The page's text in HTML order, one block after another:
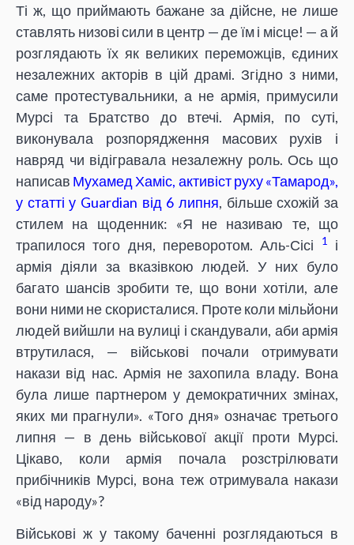
Ті ж, що приймають бажане за дійсне, не лише
ставлять низові сили в центр — де їм і місце! — а й
розглядають їх як великих переможців, єдиних
незалежних акторів в цій драмі. Згідно з ними,
саме протестувальники, а не армія, примусили
Мурсі та Братство до втечі. Армія, по суті,
виконувала розпорядження масових рухів і
навряд чи відігравала незалежну роль. Ось що
написав Мухамед Хаміс, активіст руху «Тамарод»,
у статті у Guardian від 6 липня, більше схожій за
стилем на щоденник: «Я не називаю те, що
трапилося того дня, переворотом. Аль-Сісі
1
і
армія діяли за вказівкою людей. У них було
багато шансів зробити те, що вони хотіли, але
вони ними не скористалися. Проте коли мільйони
людей вийшли на вулиці і скандували, аби армія
втрутилася, — військові почали отримувати
накази від нас. Армія не захопила владу. Вона
була лише партнером у демократичних змінах,
яких ми прагнули». «Того дня» означає третього
липня — в день військової акції проти Мурсі.
Цікаво, коли армія почала розстрілювати
прибічників Мурсі, вона теж отримувала накази
«від народу»?
Військові ж у такому баченні розглядаються в